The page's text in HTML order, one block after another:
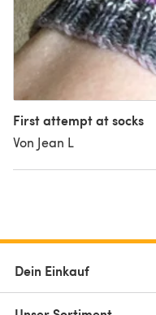
First attempt at socks
Von Jean L
Dein Einkauf